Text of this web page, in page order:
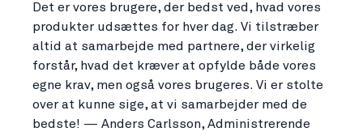
Det er vores brugere, der bedst ved, hvad vores
produkter udsættes for hver dag. Vi tilstræber
altid at samarbejde med partnere, der virkelig
forstår, hvad det kræver at opfylde både vores
egne krav, men også vores brugeres. Vi er stolte
over at kunne sige, at vi samarbejder med de
bedste! — Anders Carlsson, Administrerende